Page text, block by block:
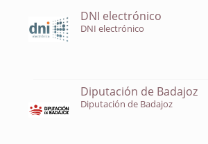
DNI electrónico
DNI electrónico
Diputación de Badajoz
Diputación de Badajoz